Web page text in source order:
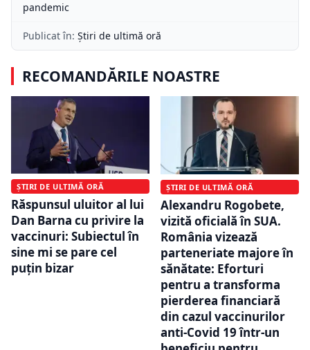
pandemic
Publicat în: Știri de ultimă oră
RECOMANDĂRILE NOASTRE
ȘTIRI DE ULTIMĂ ORĂ
Răspunsul uluitor al lui
Dan Barna cu privire la
vaccinuri: Subiectul în
sine mi se pare cel
puțin bizar
ȘTIRI DE ULTIMĂ ORĂ
Alexandru Rogobete,
vizită oficială în SUA.
România vizează
parteneriate majore în
sănătate: Eforturi
pentru a transforma
pierderea financiară
din cazul vaccinurilor
anti-Covid 19 într-un